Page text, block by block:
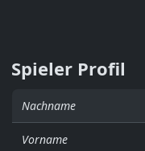
Spieler Profil
Nachname
Vorname